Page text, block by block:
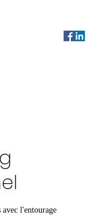
avec l'entourage